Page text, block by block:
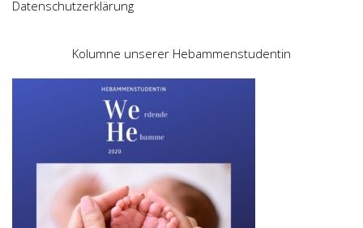
Datenschutzerklärung
Kolumne unserer Hebammenstudentin